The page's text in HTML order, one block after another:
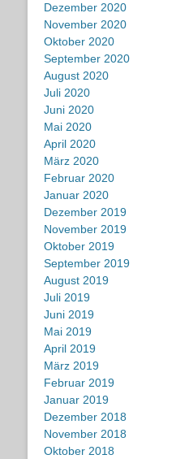
Dezember 2020
November 2020
Oktober 2020
September 2020
August 2020
Juli 2020
Juni 2020
Mai 2020
April 2020
März 2020
Februar 2020
Januar 2020
Dezember 2019
November 2019
Oktober 2019
September 2019
August 2019
Juli 2019
Juni 2019
Mai 2019
April 2019
März 2019
Februar 2019
Januar 2019
Dezember 2018
November 2018
Oktober 2018